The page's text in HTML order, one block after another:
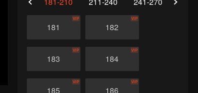
181
VIP
182
VIP
183
VIP
184
VIP
185
VIP
186
VIP